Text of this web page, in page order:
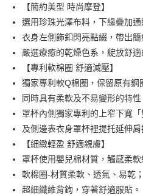
上海商業儲蓄銀行
國泰世華商業銀行
臺灣中小企業銀行
匯豐（台灣）商業銀行
聯邦商業銀行
元大商業銀行
玉山商業銀行
台新國際商業銀行
台灣樂天信用卡公司
LINE Pay
Apple Pay
悠遊付
AFTEE先享後付
相關說明
【關於「AFTEE先享後付」】
AFTEE先享後付是「在收到商品之後
便利好安心！
１．簡單：不需註冊會員、不需綁卡、
２．便利：只要手機號碼，簡訊認證，
運送方式
全家取貨付款$888免運-以
【簡約美型 時尚摩登】
選用珍珠光澤布料，下緣疊加通
衣身左側飾釦閃亮點綴，帶出簡
嚴選療癒的乾燥色系，綻放舒
【專利軟棉圈 舒適減壓】
獨家專利軟Q棉圈，保留原有鋼
同時具有柔軟及不易變形的特
罩杯內側獨家專利的上窄下寬「
及側邊表衣身罩杯裡提托延伸
【細緻輕盈 舒適親膚】
罩杯使用嬰兒棉材質，觸感柔軟
軟棉圈-材質柔軟、透氣、易乾；
超細纖維背鉤，穿著舒適服貼。